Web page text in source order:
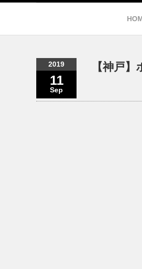
2019
11
Sep
【神戸